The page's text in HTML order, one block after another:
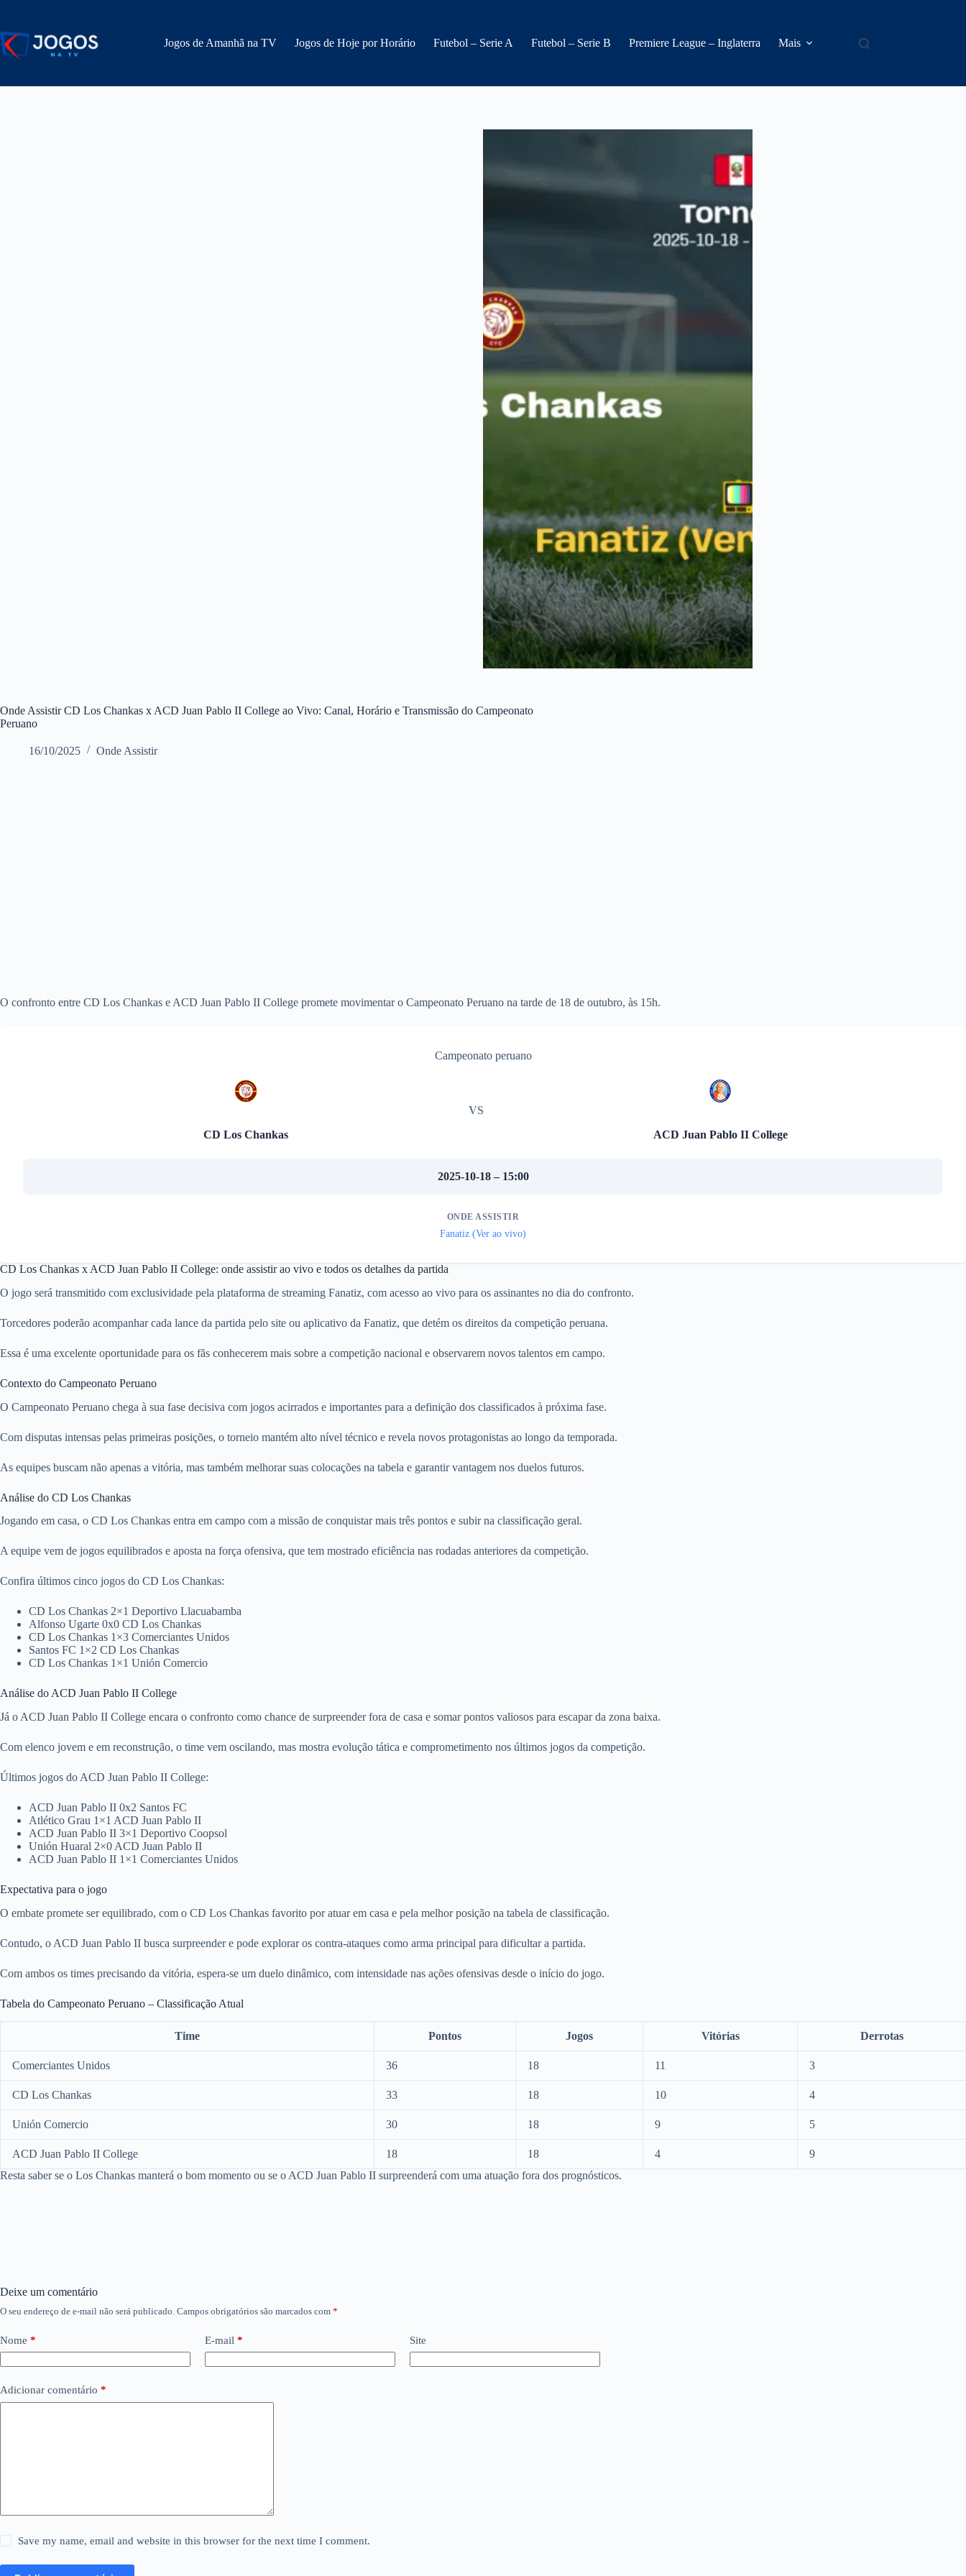
o
conteúdo
Jogos de Amanhã na TV Jogos de Hoje por Horário Futebol – Serie A Futebol – Serie B Premiere League – Inglaterra Mais
Onde Assistir CD Los Chankas x ACD Juan Pablo II College ao Vivo: Canal, Horário e Transmissão do Campeonato
Peruano
16/10/2025 Onde Assistir
O confronto entre CD Los Chankas e ACD Juan Pablo II College promete movimentar o Campeonato Peruano na tarde de 18 de outubro, às 15h.
Campeonato peruano
CD Los Chankas
VS
ACD Juan Pablo II College
2025-10-18 – 15:00
ONDE ASSISTIR
Fanatiz (Ver ao vivo)
CD Los Chankas x ACD Juan Pablo II College: onde assistir ao vivo e todos os detalhes da partida
O jogo será transmitido com exclusividade pela plataforma de streaming Fanatiz, com acesso ao vivo para os assinantes no dia do confronto.
Torcedores poderão acompanhar cada lance da partida pelo site ou aplicativo da Fanatiz, que detém os direitos da competição peruana.
Essa é uma excelente oportunidade para os fãs conhecerem mais sobre a competição nacional e observarem novos talentos em campo.
Contexto do Campeonato Peruano
O Campeonato Peruano chega à sua fase decisiva com jogos acirrados e importantes para a definição dos classificados à próxima fase.
Com disputas intensas pelas primeiras posições, o torneio mantém alto nível técnico e revela novos protagonistas ao longo da temporada.
As equipes buscam não apenas a vitória, mas também melhorar suas colocações na tabela e garantir vantagem nos duelos futuros.
Análise do CD Los Chankas
Jogando em casa, o CD Los Chankas entra em campo com a missão de conquistar mais três pontos e subir na classificação geral.
A equipe vem de jogos equilibrados e aposta na força ofensiva, que tem mostrado eficiência nas rodadas anteriores da competição.
Confira últimos cinco jogos do CD Los Chankas:
CD Los Chankas 2×1 Deportivo Llacuabamba
Alfonso Ugarte 0x0 CD Los Chankas
CD Los Chankas 1×3 Comerciantes Unidos
Santos FC 1×2 CD Los Chankas
CD Los Chankas 1×1 Unión Comercio
Análise do ACD Juan Pablo II College
Já o ACD Juan Pablo II College encara o confronto como chance de surpreender fora de casa e somar pontos valiosos para escapar da zona baixa.
Com elenco jovem e em reconstrução, o time vem oscilando, mas mostra evolução tática e comprometimento nos últimos jogos da competição.
Últimos jogos do ACD Juan Pablo II College:
ACD Juan Pablo II 0x2 Santos FC
Atlético Grau 1×1 ACD Juan Pablo II
ACD Juan Pablo II 3×1 Deportivo Coopsol
Unión Huaral 2×0 ACD Juan Pablo II
ACD Juan Pablo II 1×1 Comerciantes Unidos
Expectativa para o jogo
O embate promete ser equilibrado, com o CD Los Chankas favorito por atuar em casa e pela melhor posição na tabela de classificação.
Contudo, o ACD Juan Pablo II busca surpreender e pode explorar os contra-ataques como arma principal para dificultar a partida.
Com ambos os times precisando da vitória, espera-se um duelo dinâmico, com intensidade nas ações ofensivas desde o início do jogo.
Tabela do Campeonato Peruano – Classificação Atual
Time Pontos Jogos Vitórias Derrotas
Comerciantes Unidos 36 18 11 3
CD Los Chankas 33 18 10 4
Unión Comercio 30 18 9 5
ACD Juan Pablo II College 18 18 4
9
Resta saber se o Los Chankas manterá o bom momento ou se o ACD Juan Pablo II surpreenderá com uma atuação fora dos prognósticos.
Deixe um comentário
O seu endereço de e-mail não será publicado. Campos obrigatórios são marcados com *
Nome * E-mail * Site
Adicionar comentário *
Save my name, email and website in this browser for the next time I comment.